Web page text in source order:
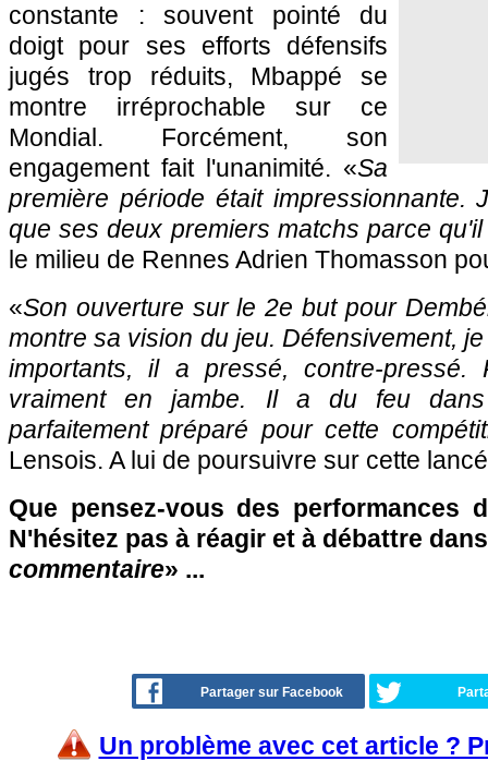
constante : souvent pointé du
doigt pour ses efforts défensifs
jugés trop réduits, Mbappé se
montre irréprochable sur ce
Mondial. Forcément, son
engagement fait l'unanimité. «Sa
première période était impressionnante.
que ses deux premiers matchs parce
le milieu de Rennes Adrien Thomasson
«Son ouverture sur le 2e but pour
montre sa vision du jeu. Défensivement,
importants, il a pressé, contre-pressé.
vraiment en jambe. Il a du feu
parfaitement préparé pour cette
Lensois. A lui de poursuivre sur cette
Que pensez-vous des performances
N'hésitez pas à réagir et à débattre
commentaire» ...
Partager sur Facebook
Un problème avec cet article ?